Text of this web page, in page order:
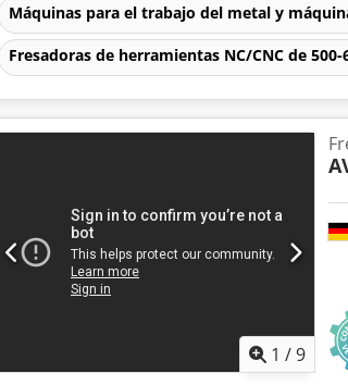
Máquinas para el trabajo del metal y
Fresadoras de herramientas NC/CNC de
1 /9